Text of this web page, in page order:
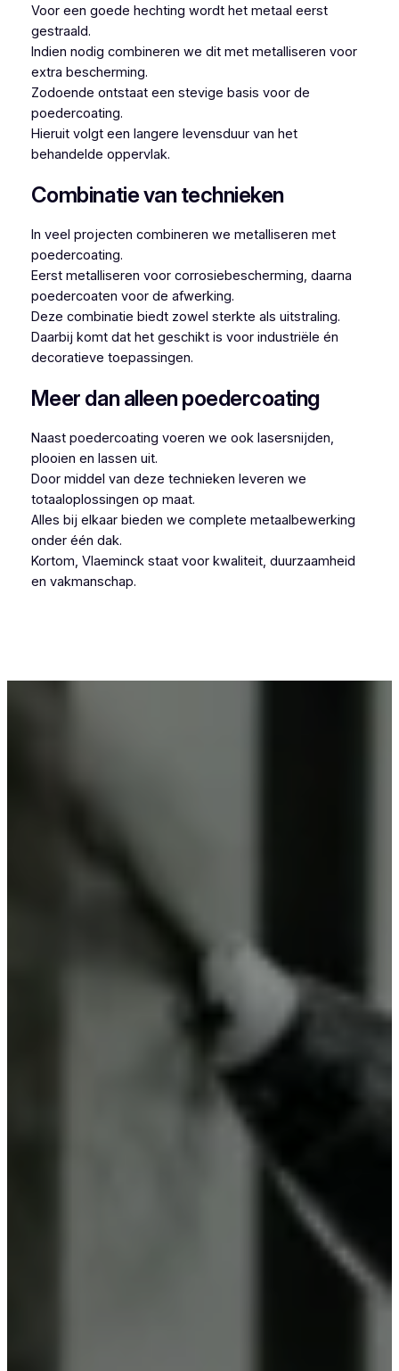
Voor een goede hechting wordt het metaal eerst
gestraald.
Indien nodig combineren we dit met metalliseren voor
extra bescherming.
Zodoende ontstaat een stevige basis voor de
poedercoating.
Hieruit volgt een langere levensduur van het
behandelde oppervlak.
Combinatie van technieken
In veel projecten combineren we metalliseren met
poedercoating.
Eerst metalliseren voor corrosiebescherming, daarna
poedercoaten voor de afwerking.
Deze combinatie biedt zowel sterkte als uitstraling.
Daarbij komt dat het geschikt is voor industriële én
decoratieve toepassingen.
Meer dan alleen poedercoating
Naast poedercoating voeren we ook lasersnijden,
plooien en lassen uit.
Door middel van deze technieken leveren we
totaaloplossingen op maat.
Alles bij elkaar bieden we complete metaalbewerking
onder één dak.
Kortom, Vlaeminck staat voor kwaliteit, duurzaamheid
en vakmanschap.